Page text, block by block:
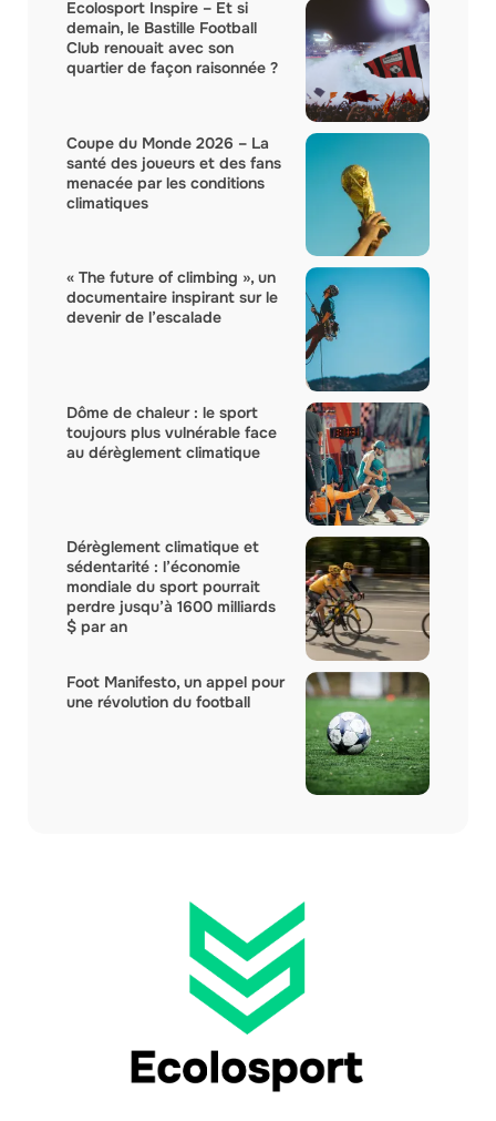
Ecolosport Inspire – Et si
demain, le Bastille Football
Club renouait avec son
quartier de façon raisonnée ?
Coupe du Monde 2026 – La
santé des joueurs et des fans
menacée par les conditions
climatiques
« The future of climbing », un
documentaire inspirant sur le
devenir de l’escalade
Dôme de chaleur : le sport
toujours plus vulnérable face
au dérèglement climatique
Dérèglement climatique et
sédentarité : l’économie
mondiale du sport pourrait
perdre jusqu’à 1600 milliards
$ par an
Foot Manifesto, un appel pour
une révolution du football